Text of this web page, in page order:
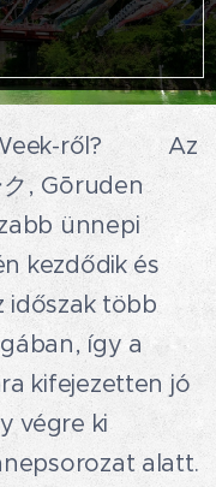
ről?🤗💛 Az
, Gōruden
ünnepi
kezdődik és
időszak több
így a
kifejezetten jó
végre ki
alatt.